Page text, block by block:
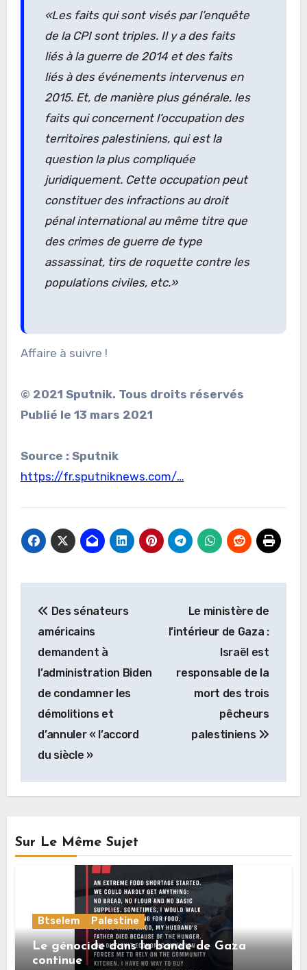
«Les faits qui sont visés par l’enquête
de la CPI sont triples. Il y a des faits
liés à la guerre de 2014 et des faits
liés à des événements intervenus en
2015. Et, de manière plus générale, les
faits qui concernent l’occupation des
territoires palestiniens, qui est la
question la plus compliquée
juridiquement. Cette occupation peut
constituer des infractions au droit
pénal international au même titre que
des crimes de guerre de type
assassinat, tirs de roquette contre les
populations civiles, etc.»
Affaire à suivre !
© 2021 Sputnik. Tous droits réservés
Publié le 13 mars 2021
Source : Sputnik
https://fr.sputniknews.com/…
de
l’article
Des sénateurs
américains
demandent à
l’administration Biden
de condamner les
démolitions et
d’annuler « l’accord
du siècle »
Le ministère de
l’intérieur de Gaza :
Israël est
responsable de la
mort des trois
pêcheurs
palestiniens
Sur Le Même Sujet
Btselem Palestine
Le génocide dans la bande de Gaza
continue